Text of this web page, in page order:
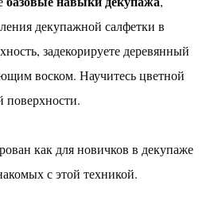
подноса
макраме
акрилом и покрытием
декупажной салфетки в
задекорируете деревянный
воском. Научитесь цветной
поверхности.
как для новичков в декупаже
с этой техникой.